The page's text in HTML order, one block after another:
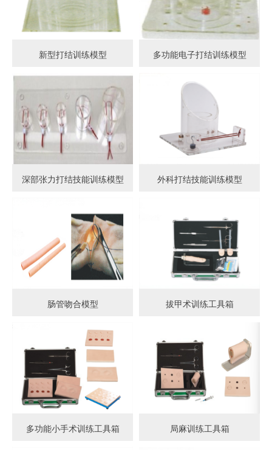
新型打结训练模型 多功能电子打结训练模型
深部张力打结技能训练模型 外科打结技能训练模型
肠管吻合模型 拔甲术训练工具箱
多功能小手术训练工具箱 局麻训练工具箱